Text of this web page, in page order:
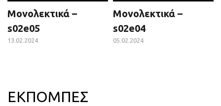
Μονολεκτικά –
s02e05
13.02.2024
Μονολεκτικά –
s02e04
05.02.2024
ΕΚΠΟΜΠΕΣ